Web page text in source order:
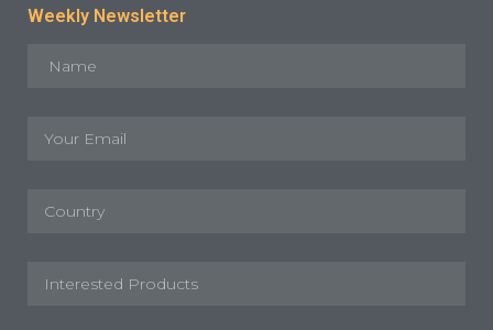
Weekly Newsletter